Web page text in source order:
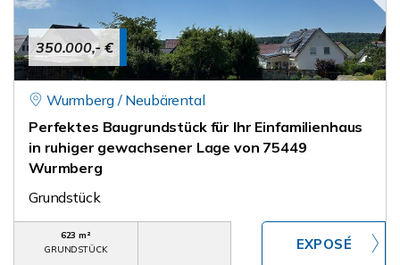
350.000,- €
Wurmberg / Neubärental
Perfektes Baugrundstück für Ihr Einfamilienhaus
in ruhiger gewachsener Lage von 75449
Wurmberg
Grundstück
623 m²
GRUNDSTÜCK